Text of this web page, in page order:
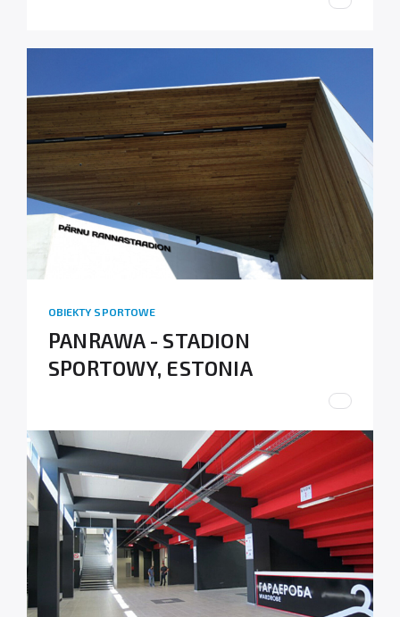
OBIEKTY SPORTOWE
PANRAWA - STADION
SPORTOWY, ESTONIA